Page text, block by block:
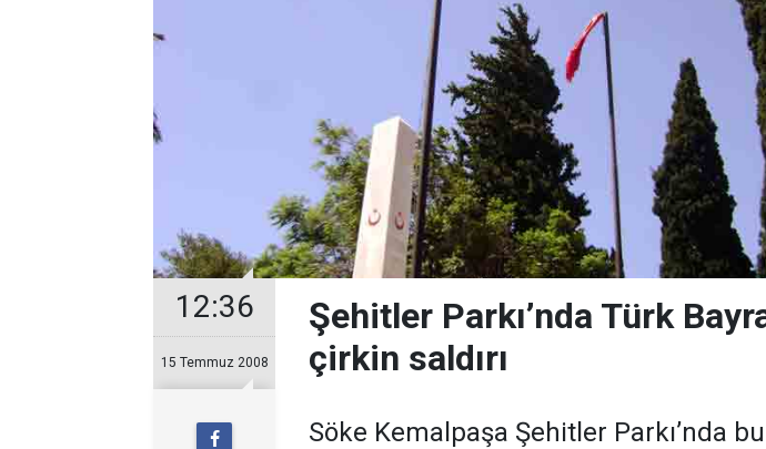
12:36
15 Temmuz 2008
Şehitler Parkı’nda Türk
çirkin saldırı
Söke Kemalpaşa Şehitler Parkı’nda